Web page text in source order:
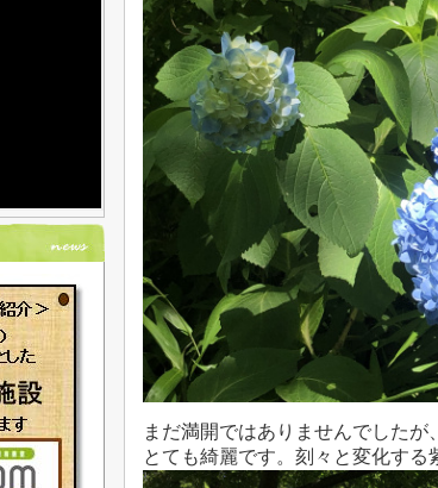
まだ満開ではありませんでした
とても綺麗です。刻々と変化す